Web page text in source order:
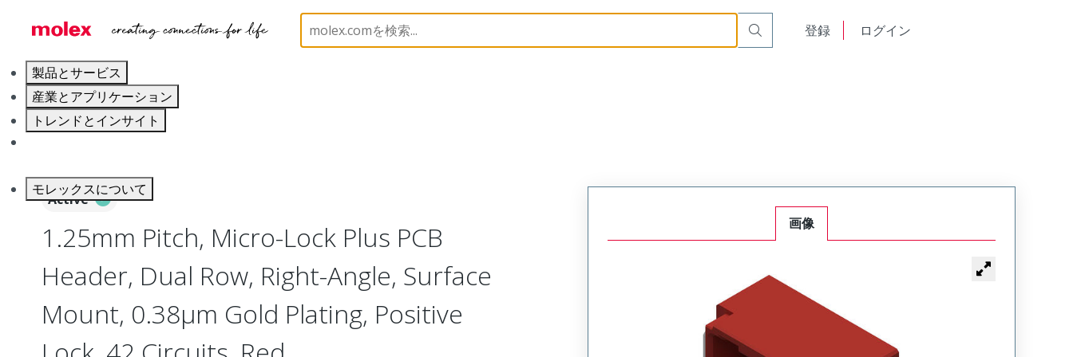
登録 ログイン
製品とサービス
産業とアプリケーション
トレンドとインサイト
モレックスについて
PCB / Wire Connectors PCB Headers and Receptacles 505448 5054484232
Active
1.25mm Pitch, Micro-Lock Plus PCB
Header, Dual Row, Right-Angle, Surface
Mount, 0.38µm Gold Plating, Positive
画像